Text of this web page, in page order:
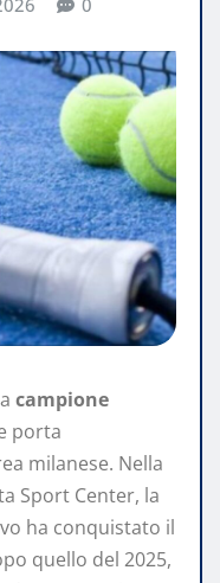
0
campione
porta
milanese. Nella
Sport Center, la
ha conquistato il
quello del 2025,